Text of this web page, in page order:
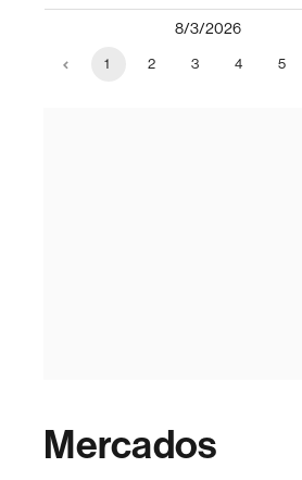
8/3/2026
1 2 3 4 5
Mercados